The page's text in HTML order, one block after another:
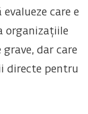
care e
organizațiile
dar care
directe pentru